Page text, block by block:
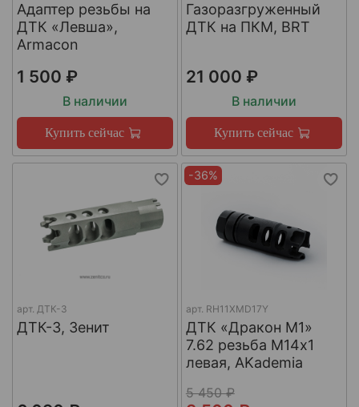
Адаптер резьбы на
ДТК «Левша»,
Armacon
1 500 ₽
В наличии
Купить сейчас
Газоразгруженный
ДТК на ПКМ, BRT
21 000 ₽
В наличии
Купить сейчас
арт. ДТК-3
ДТК-3, Зенит
-36%
арт. RH11XMD17Y
ДТК «Дракон М1»
7.62 резьба М14х1
левая, AKademia
5 450 ₽